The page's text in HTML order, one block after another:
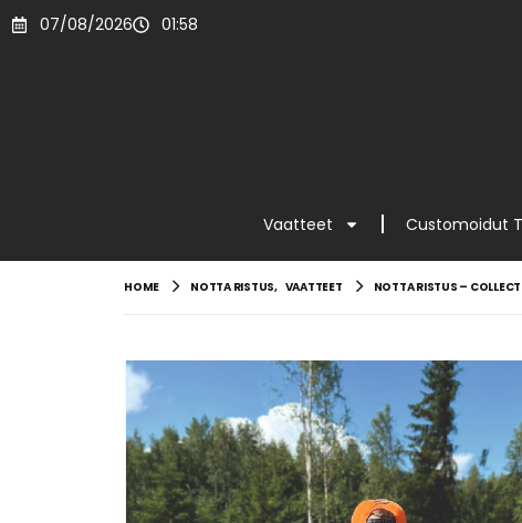
07/08/2026 01:58
Vaatteet Customoidut
HOME NOTTA RISTUS, VAATTEET NOTTA RISTUS –